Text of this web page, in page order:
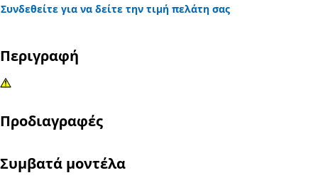
Συνδεθείτε για να δείτε την τιμή πελάτη σας
Περιγραφή
Προδιαγραφές
Συμβατά μοντέλα